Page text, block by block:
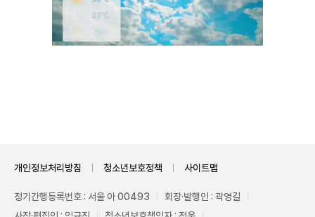
개인정보처리방침 청소년보호정책 사이트맵
정기간행등록번호 : 서울 아 00493
회장·발행인 : 곽영길